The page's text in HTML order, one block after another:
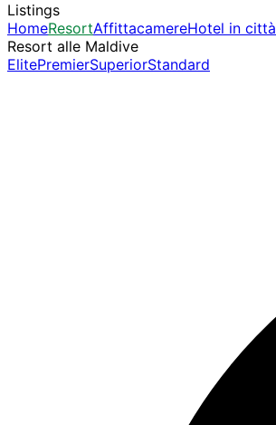
Listings
HomeResortAffittacamereHotel in città
Resort alle Maldive
ElitePremierSuperiorStandard